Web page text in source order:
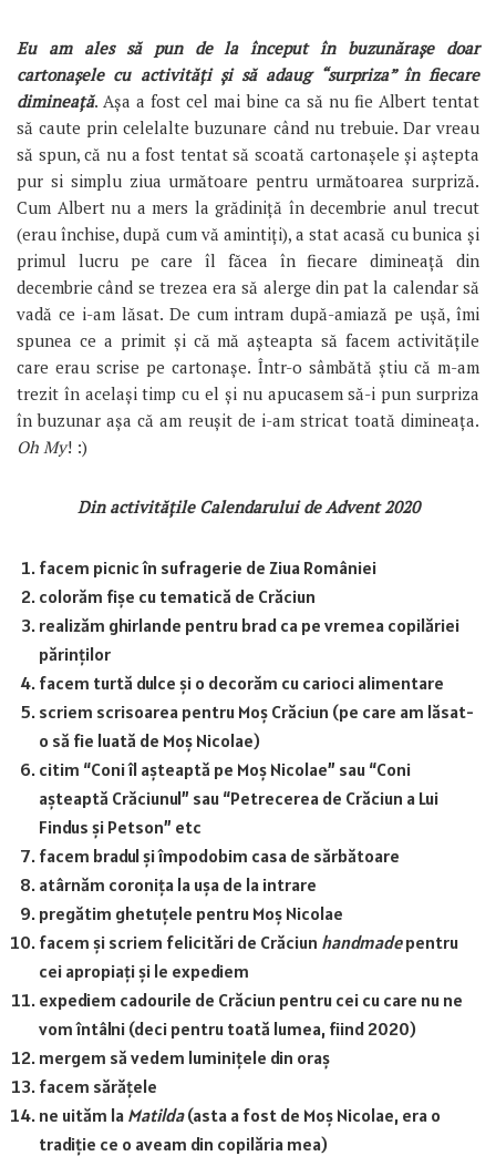
Eu am ales să pun de la început în buzunărașe doar
cartonașele cu activități și să adaug “surpriza” în fiecare
dimineață. Așa a fost cel mai bine ca să nu fie Albert tentat
să caute prin celelalte buzunare când nu trebuie. Dar vreau
să spun, că nu a fost tentat să scoată cartonașele și aștepta
pur si simplu ziua următoare pentru următoarea surpriză.
Cum Albert nu a mers la grădiniță în decembrie anul trecut
(erau închise, după cum vă amintiți), a stat acasă cu bunica și
primul lucru pe care îl făcea în fiecare dimineață din
decembrie când se trezea era să alerge din pat la calendar să
vadă ce i-am lăsat. De cum intram după-amiază pe ușă, îmi
spunea ce a primit și că mă așteapta să facem activitățile
care erau scrise pe cartonașe. Într-o sâmbătă știu că m-am
trezit în același timp cu el și nu apucasem să-i pun surpriza
în buzunar așa că am reușit de i-am stricat toată dimineața.
Oh My! :)
Din activitățile Calendarului de Advent 2020
facem picnic în sufragerie de Ziua României
colorăm fișe cu tematică de Crăciun
realizăm ghirlande pentru brad ca pe vremea copilăriei
părinților
facem turtă dulce și o decorăm cu carioci alimentare
scriem scrisoarea pentru Moș Crăciun (pe care am lăsat-
o să fie luată de Moș Nicolae)
citim “Coni îl așteaptă pe Moș Nicolae” sau “Coni
așteaptă Crăciunul” sau “Petrecerea de Crăciun a Lui
Findus și Petson” etc
facem bradul și împodobim casa de sărbătoare
atârnăm coronița la ușa de la intrare
pregătim ghetuțele pentru Moș Nicolae
facem și scriem felicitări de Crăciun handmadepentru
cei apropiați și le expediem
expediem cadourile de Crăciun pentru cei cu care nu ne
vom întâlni (deci pentru toată lumea, fiind 2020)
mergem să vedem luminițele din oraș
facem sărățele
ne uităm la Matilda(asta a fost de Moș Nicolae, era o
tradiție ce o aveam din copilăria mea)